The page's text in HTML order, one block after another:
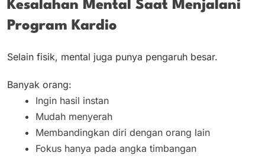
Kesalahan Mental Saat Menjalani
Program Kardio
Selain fisik, mental juga punya pengaruh besar.
Banyak orang:
Ingin hasil instan
Mudah menyerah
Membandingkan diri dengan orang lain
Fokus hanya pada angka timbangan